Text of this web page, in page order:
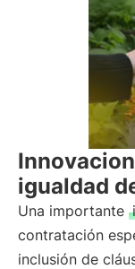
igualdad
Una importante
contratación
inclusión de